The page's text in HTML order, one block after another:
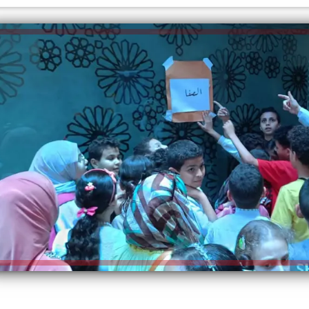
إلهام شرشر تكتب: دي مبقتش كورة..
دي سياسة
الكاتبة إلهام شرشر تهنئ الرئيس
السيسي بعيد ميلاده وتُشيد بجهوده
في بناء الدولة